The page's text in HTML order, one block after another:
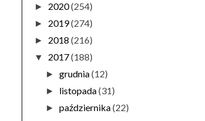
► 2020(254)
► 2019(274)
► 2018 (216)
▼ 2017(188)
►grudnia(12)
► listopada(31)
►października(22)